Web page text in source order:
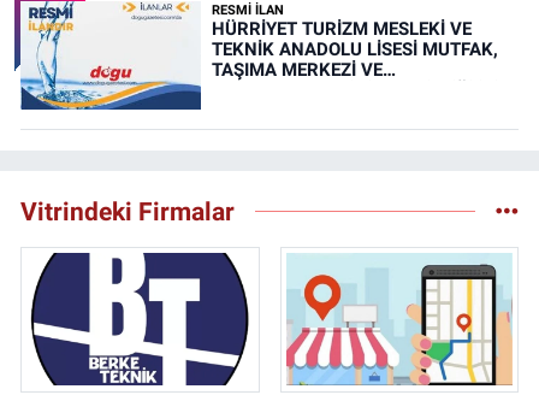
RESMİ İLAN
HÜRRİYET TURİZM MESLEKİ VE
TEKNİK ANADOLU LİSESİ MUTFAK,
TAŞIMA MERKEZİ VE
Vitrindeki Firmalar